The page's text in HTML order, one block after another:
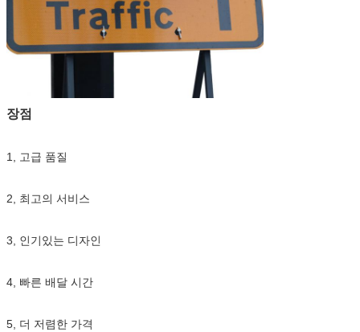
장점
1, 고급 품질
2, 최고의 서비스
3, 인기있는 디자인
4, 빠른 배달 시간
5, 더 저렴한 가격